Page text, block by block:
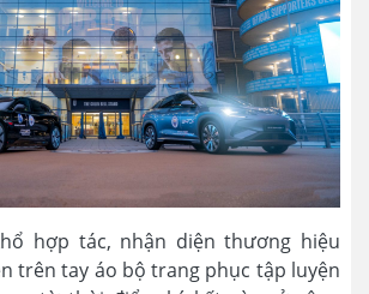
hợp tác, nhận diện thương hiệu
trên tay áo bộ trang phục tập luyện